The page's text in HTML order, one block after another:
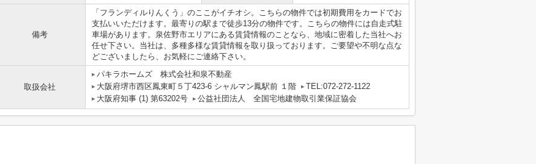
備考
「フランディルりんくう」のここがイチオシ。こちらの物件では初期費用をカードでお
支払いいただけます。最寄りの駅まで徒歩13分の物件です。こちらの物件には自走式駐
車場があります。泉佐野市エリアにある賃貸情報のことなら、地域に密着した当社へお
任せ下さい。当社は、多種多様な賃貸情報を取り扱っております。ご要望や不明な点な
どございましたら、お気軽にご連絡下さい。
取扱会社
パキラホームズ 株式会社和泉不動産
大阪府堺市西区鳳東町５丁423-6 シャルマン鳳駅前 １階
TEL:072-272-1122
大阪府知事 (1) 第63202号
公益社団法人 全国宅地建物取引業保証協会